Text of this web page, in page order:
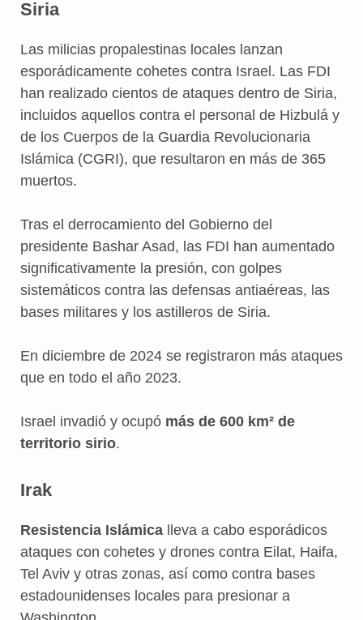
Siria
Las milicias propalestinas locales lanzan
esporádicamente cohetes contra Israel. Las FDI
han realizado cientos de ataques dentro de Siria,
incluidos aquellos contra el personal de Hizbulá y
de los Cuerpos de la Guardia Revolucionaria
Islámica (CGRI), que resultaron en más de 365
muertos.
Tras el derrocamiento del Gobierno del
presidente Bashar Asad, las FDI han aumentado
significativamente la presión, con golpes
sistemáticos contra las defensas antiaéreas, las
bases militares y los astilleros de Siria.
En diciembre de 2024 se registraron más ataques
que en todo el año 2023.
Israel invadió y ocupó más de 600 km² de
territorio sirio.
Irak
Resistencia Islámica lleva a cabo esporádicos
ataques con cohetes y drones contra Eilat, Haifa,
Tel Aviv y otras zonas, así como contra bases
estadounidenses locales para presionar a